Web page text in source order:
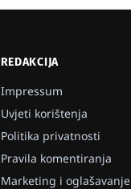
REDAKCIJA
Impressum
Uvjeti korištenja
Politika privatnosti
Pravila komentiranja
Marketing i oglašavanje